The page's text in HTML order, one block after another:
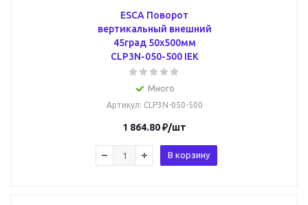
ESCA Поворот
вертикальный внешний
45град 50х500мм
CLP3N-050-500 IEK
Много
Артикул: CLP3N-050-500
1 864.80₽/шт
В корзину